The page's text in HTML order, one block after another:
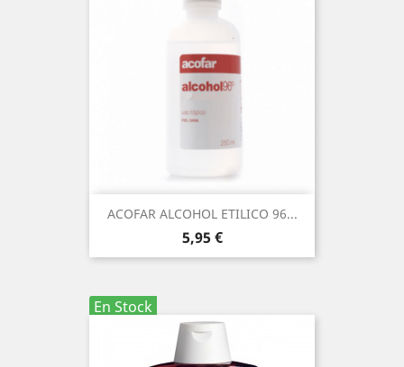
ACOFAR ALCOHOL ETILICO 96...
Precio
5,95 €
En Stock